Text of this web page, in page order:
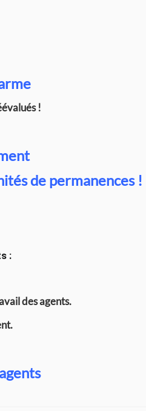
!
de permanences !
:
des agents.